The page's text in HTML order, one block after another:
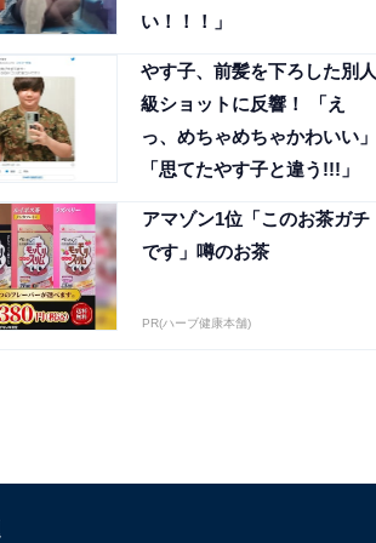
い！！！」
やす子、前髪を下ろした別人
級ショットに反響！ 「え
っ、めちゃめちゃかわいい」
「思てたやす子と違う!!!」
アマゾン1位「このお茶ガチ
です」噂のお茶
PR(ハーブ健康本舗)